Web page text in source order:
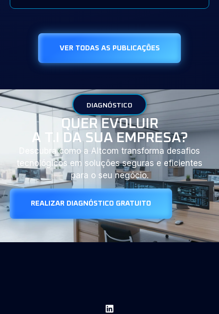
VER TODAS AS PUBLICAÇÕES
DIAGNÓSTICO
QUER EVOLUIR
A T.I DA SUA EMPRESA?
Descubra como a Altcom transforma desafios
tecnológicos em soluções seguras e eficientes
para o seu negócio.
REALIZAR DIAGNÓSTICO GRATUITO